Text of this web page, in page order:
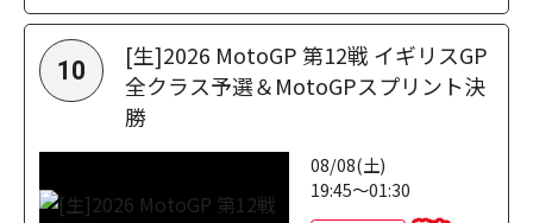
10
[生]2026 MotoGP 第12戦 イギリスGP
全クラス予選＆MotoGPスプリント決
勝
08/08(土)
19:45～01:30